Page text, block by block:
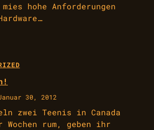
hohe Anforderungen
30, 2012
zwei Teenis in Canada
Wochen rum, geben ihr